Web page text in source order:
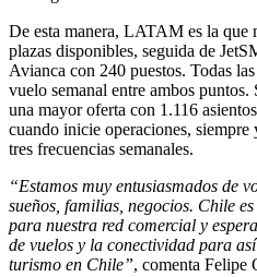
De esta manera, LATAM es la que
plazas disponibles, seguida de
Avianca con 240 puestos. Todas
vuelo semanal entre ambos
una mayor oferta con 1.116
cuando inicie operaciones,
tres frecuencias semanales.
“Estamos muy entusiasmados de
sueños, familias, negocios. Chile
para nuestra red comercial y
de vuelos y la conectividad para
turismo en Chile”, comenta Felipe